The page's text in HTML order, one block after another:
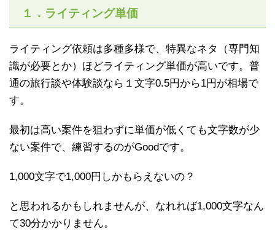
１．ライティング単価
ライティング依頼は多種多様で、特異なネタ（専門知
識が必要とか）ほどライティング単価が高いです。普
通の旅行談や体験談なら１文字0.5円から1円が相場で
す。
最初は高い案件を狙わずに単価が低くても文字数が少
ない案件で、練習するのがGoodです。
1,000文字で1,000円しかもらえないの？
と思われるかもしれませんが、なれれば1,000文字なん
て30分かかりません。